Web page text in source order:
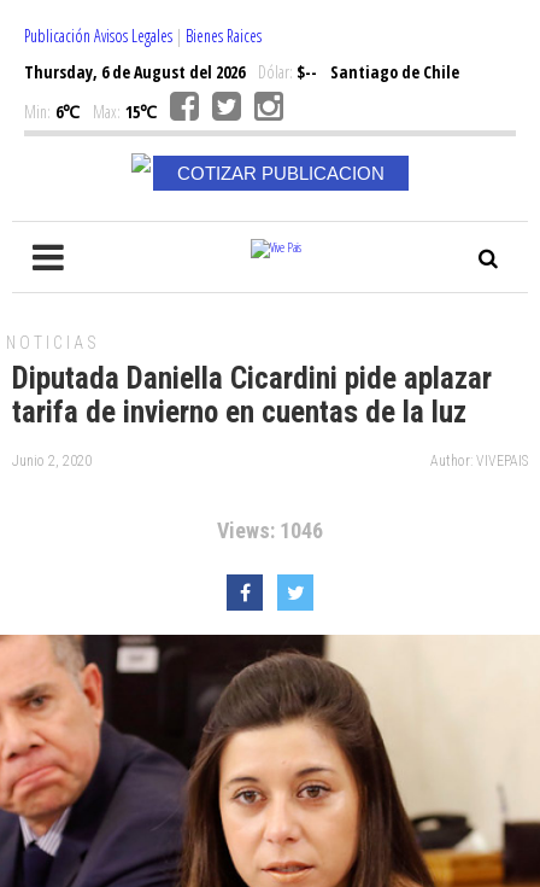
Publicación Avisos Legales | Bienes Raices
Thursday, 6 de August del 2026Dólar: $--
Santiago de Chile
Min: 6℃ Max: 15℃
COTIZAR PUBLICACION
NOTICIAS
Diputada Daniella Cicardini pide aplazar
tarifa de invierno en cuentas de la luz
Junio 2, 2020 Author: VIVEPAIS
Views: 1046